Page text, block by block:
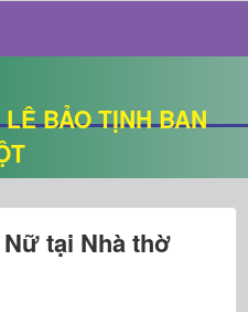
BẢO TỊNH BAN
tại Nhà thờ